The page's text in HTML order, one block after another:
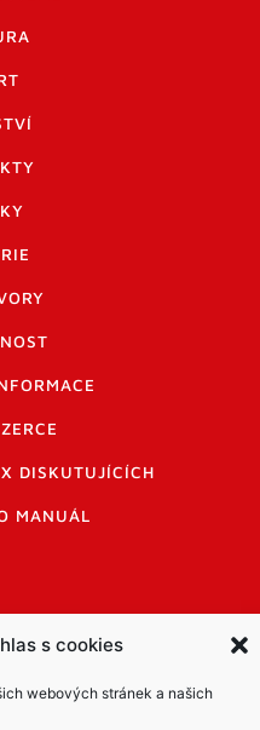
s cookies
webových stránek a našich
DISKUTUJÍCÍCH
MANUÁL